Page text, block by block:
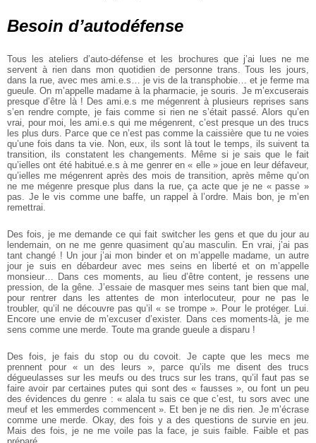
Besoin d’autodéfense
Tous les ateliers d’auto-défense et les brochures que j’ai lues ne me
servent à rien dans mon quotidien de personne trans. Tous les jours,
dans la rue, avec mes ami.e.s… je vis de la transphobie… et je ferme ma
gueule. On m’appelle madame à la pharmacie, je souris. Je m’excuserais
presque d’être là ! Des ami.e.s me mégenrent à plusieurs reprises sans
s’en rendre compte, je fais comme si rien ne s’était passé. Alors qu’en
vrai, pour moi, les ami.e.s qui me mégenrent, c’est presque un des trucs
les plus durs. Parce que ce n’est pas comme la caissière que tu ne voies
qu’une fois dans ta vie. Non, eux, ils sont là tout le temps, ils suivent ta
transition, ils constatent les changements. Même si je sais que le fait
qu’ielles ont été habitué.e.s à me genrer en « elle » joue en leur défaveur,
qu’ielles me mégenrent après des mois de transition, après même qu’on
ne me mégenre presque plus dans la rue, ça acte que je ne « passe »
pas. Je le vis comme une baffe, un rappel à l’ordre. Mais bon, je m’en
remettrai.
Des fois, je me demande ce qui fait switcher les gens et que du jour au
lendemain, on ne me genre quasiment qu’au masculin. En vrai, j’ai pas
tant changé ! Un jour j’ai mon binder et on m’appelle madame, un autre
jour je suis en débardeur avec mes seins en liberté et on m’appelle
monsieur… Dans ces moments, au lieu d’être content, je ressens une
pression, de la gêne. J’essaie de masquer mes seins tant bien que mal,
pour rentrer dans les attentes de mon interlocuteur, pour ne pas le
troubler, qu’il ne découvre pas qu’il « se trompe ». Pour le protéger. Lui.
Encore une envie de m’excuser d’exister. Dans ces moments-là, je me
sens comme une merde. Toute ma grande gueule a disparu !
Des fois, je fais du stop ou du covoit. Je capte que les mecs me
prennent pour « un des leurs », parce qu’ils me disent des trucs
dégueulasses sur les meufs ou des trucs sur les trans, qu’il faut pas se
faire avoir par certaines putes qui sont des « fausses », ou font un peu
des évidences du genre : « alala tu sais ce que c’est, tu sors avec une
meuf et les emmerdes commencent ». Et ben je ne dis rien. Je m’écrase
comme une merde. Okay, des fois y a des questions de survie en jeu.
Mais des fois, je ne me voile pas la face, je suis faible. Faible et pas